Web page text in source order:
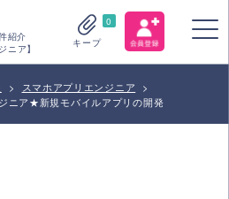
紹介
ニア】
0
キープ
> スマホアプリエンジニア
>
ニア★新規モバイルアプリの開発